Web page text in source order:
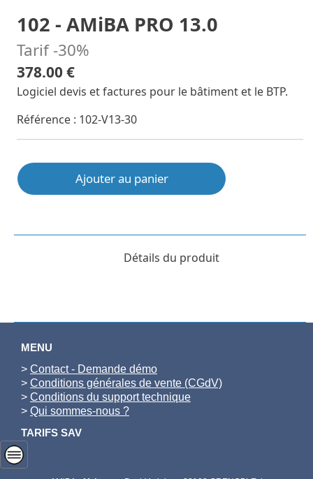
102 - AMiBA PRO 13.0
Tarif -30%
378.00 €
Logiciel devis et factures pour le bâtiment et le BTP.
Référence : 102-V13-30
Ajouter au panier
Détails du produit
MENU
> Contact - Demande démo
> Conditions générales de vente (CGdV)
> Conditions du support technique
> Qui sommes-nous ?
TARIFS SAV